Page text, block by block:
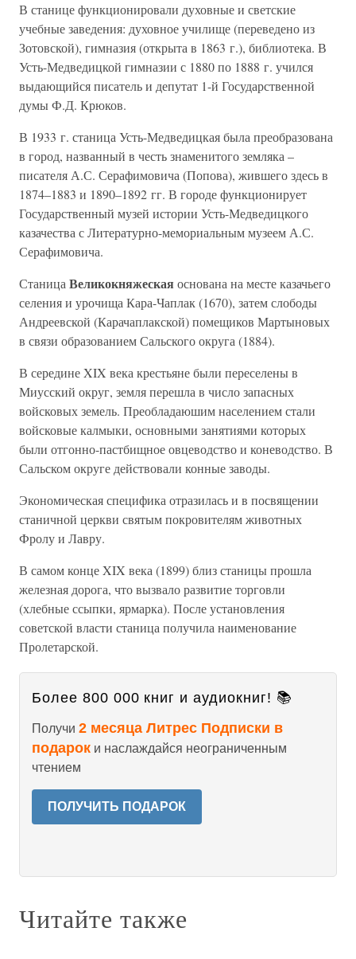
В станице функционировали духовные и светские
учебные заведения: духовное училище (переведено из
Зотовской), гимназия (открыта в 1863 г.), библиотека. В
Усть-Медведицкой гимназии с 1880 по 1888 г. учился
выдающийся писатель и депутат 1-й Государственной
думы Ф.Д. Крюков.
В 1933 г. станица Усть-Медведицкая была преобразована
в город, названный в честь знаменитого земляка –
писателя А.С. Серафимовича (Попова), жившего здесь в
1874–1883 и 1890–1892 гг. В городе функционирует
Государственный музей истории Усть-Медведицкого
казачества с Литературно-мемориальным музеем А.С.
Серафимовича.
Станица Великокняжеская основана на месте казачьего
селения и урочища Кара-Чаплак (1670), затем слободы
Андреевской (Карачаплакской) помещиков Мартыновых
в связи образованием Сальского округа (1884).
В середине XIX века крестьяне были переселены в
Миусский округ, земля перешла в число запасных
войсковых земель. Преобладаюшим населением стали
войсковые калмыки, основными занятиями которых
были отгонно-пастбищное овцеводство и коневодство. В
Сальском округе действовали конные заводы.
Экономическая специфика отразилась и в посвящении
станичной церкви святым покровителям животных
Фролу и Лавру.
В самом конце XIX века (1899) близ станицы прошла
железная дорога, что вызвало развитие торговли
(хлебные ссыпки, ярмарка). После установления
советской власти станица получила наименование
Пролетарской.
Более 800 000 книг и аудиокниг! 📚
Получи 2 месяца Литрес Подписки в
подарок и наслаждайся неограниченным
чтением
ПОЛУЧИТЬ ПОДАРОК
Читайте также